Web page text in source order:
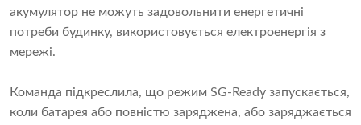
акумулятор не можуть задовольнити енергетичні
потреби будинку, використовується електроенергія з
мережі.
Команда підкреслила, що режим SG-Ready запускається,
коли батарея або повністю заряджена, або заряджається